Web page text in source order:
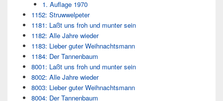
1. Auflage 1970
1152: Struwwelpeter
1181: Laßt uns froh und munter sein
1182: Alle Jahre wieder
1183: Lieber guter Weihnachtsmann
1184: Der Tannenbaum
8001: Laßt uns froh und munter sein
8002: Alle Jahre wieder
8003: Lieber guter Weihnachtsmann
8004: Der Tannenbaum